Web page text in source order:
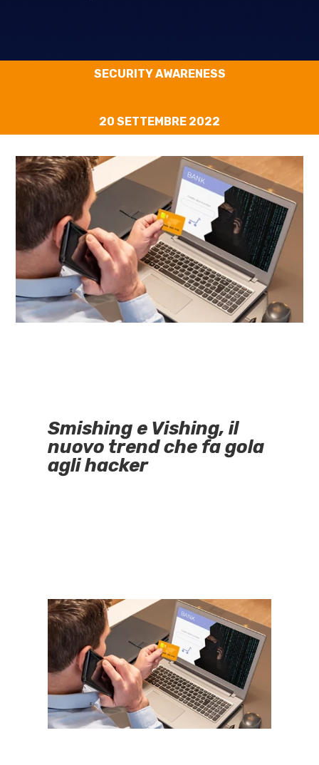
SECURITY AWARENESS
20 SETTEMBRE 2022
Smishing e Vishing, il
nuovo trend che fa gola
agli hacker